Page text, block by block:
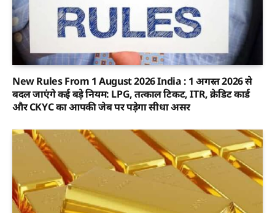
New Rules From 1 August 2026 India : 1 अगस्त 2026 से
बदल जाएंगे कई बड़े नियम: LPG, तत्काल टिकट, ITR, क्रेडिट कार्ड
और CKYC का आपकी जेब पर पड़ेगा सीधा असर